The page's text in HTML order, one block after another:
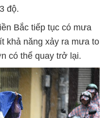
độ.
Bắc tiếp tục có mưa
khả năng xảy ra mưa to
có thể quay trở lại.